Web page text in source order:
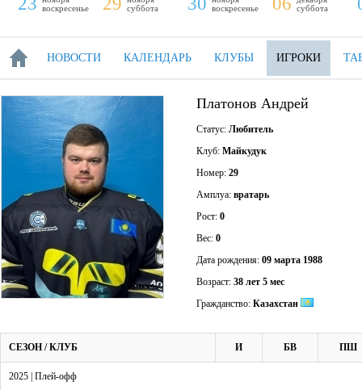
воскресенье
суббота
воскресенье
суббота
НОВОСТИ КАЛЕНДАРЬ КЛУБЫ ИГРОКИ
Платонов Андрей
Статус: Любитель
Клуб: Майкудук
Номер: 29
Амплуа: вратарь
Рост: 0
Вес: 0
Дата рождения: 09 марта 1988
Возраст: 38 лет 5 мес
Гражданство: Казахстан
СЕЗОН / КЛУБ И БВ ПШ
2025 | Плей-офф